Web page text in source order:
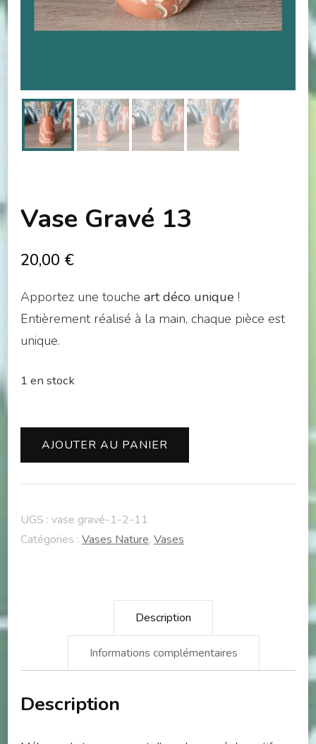
Vase Gravé 13
20,00 €
Apportez une touche art déco unique !
Entièrement réalisé à la main, chaque pièce est
unique.
1 en stock
quantité
de
Vase
13
AJOUTER AU PANIER
UGS : vase gravé-1-2-11
Catégories : Vases Nature, Vases
Description
Informations complémentaires
Description